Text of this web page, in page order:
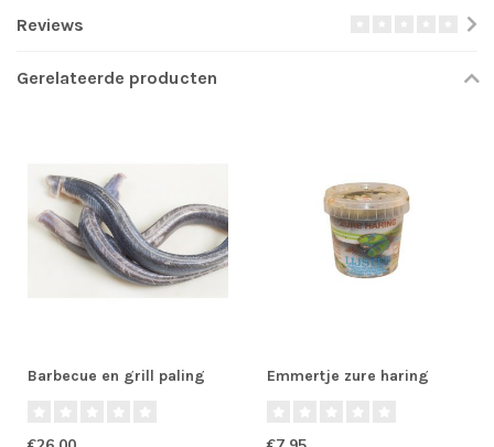
Reviews
Gerelateerde producten
Barbecue en grill paling Emmertje zure haring